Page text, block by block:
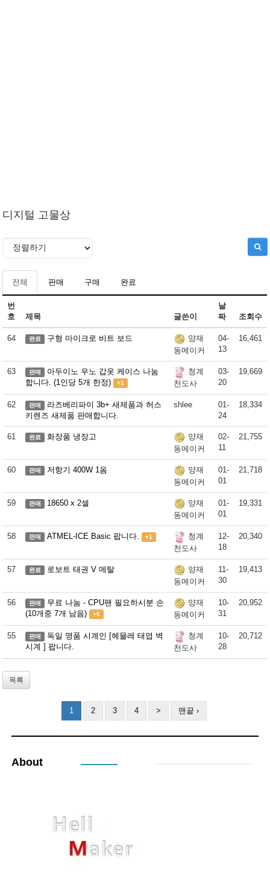
디지털 고물상
전체 판매 구매 완료
번
호
제목 글쓴이
날
짜
조회수
64 완료 구형 마이크로 비트 보드
양재
동메이커
04-
13
16,461
63 판매
아두이노 우노 갑옷 케이스 나눔
합니다. (1인당 5개 한정)
+1
청계
천도사
03-
20
19,669
62 판매
라즈베리파이 3b+ 새제품과 허스
키렌즈 새제품 판매합니다.
shlee
01-
24
18,334
61 완료 화장품 냉장고
양재
동메이커
02-
11
21,755
60 판매 저항기 400W 1옴
양재
동메이커
01-
01
21,718
59 판매 18650 x 2셀
양재
동메이커
01-
01
19,331
58 판매 ATMEL-ICE Basic 팝니다. +1
청계
천도사
12-
18
20,340
57 완료 로보트 태권 V 메탈
양재
동메이커
11-
30
19,413
56 판매
무료 나눔 - CPU팬 필요하시분 손
(10개중 7개 남음)
+6
양재
동메이커
10-
31
20,952
55 판매
독일 명품 시계인 [헤믈레 태엽 벽
시계 ] 팝니다.
청계
천도사
10-
28
20,712
목록
1 2 3 4 > 맨끝 ›
About